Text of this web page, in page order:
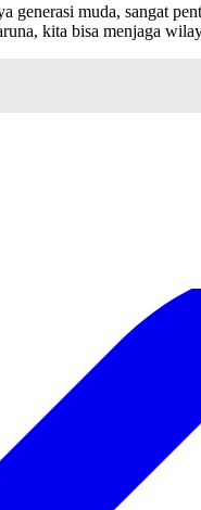
muda, sangat
kita bisa menjaga